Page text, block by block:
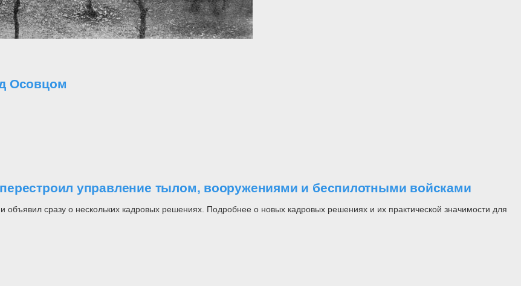
Осовцом
управление тылом, вооружениями и беспилотными войсками
сразу о нескольких кадровых решениях. Подробнее о новых кадровых решениях и их практической значимости для